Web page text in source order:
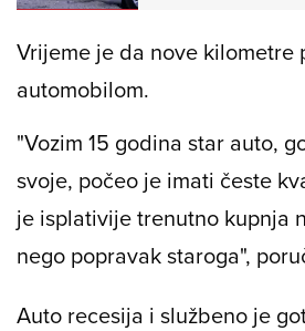
Vrijeme je da nove kilometre
automobilom.
"Vozim 15 godina star auto,
svoje, počeo je imati česte
je isplativije trenutno kupnja
nego popravak staroga",
Auto recesija i službeno je